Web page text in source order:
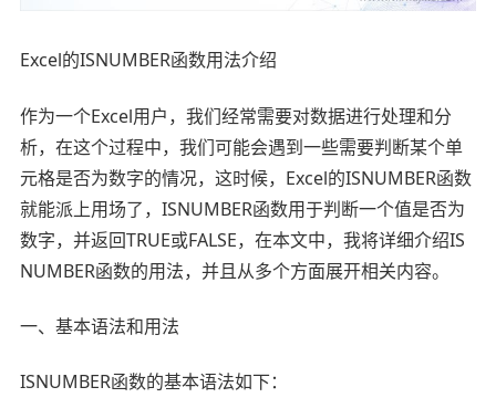
Excel的ISNUMBER函数用法介绍
作为一个Excel用户，我们经常需要对数据进行处理和分
析，在这个过程中，我们可能会遇到一些需要判断某个单
元格是否为数字的情况，这时候，Excel的ISNUMBER函数
就能派上用场了，ISNUMBER函数用于判断一个值是否为
数字，并返回TRUE或FALSE，在本文中，我将详细介绍IS
NUMBER函数的用法，并且从多个方面展开相关内容。
一、基本语法和用法
ISNUMBER函数的基本语法如下：